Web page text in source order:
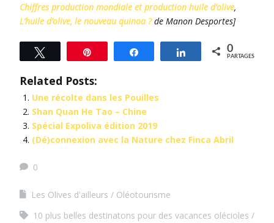
Chiffres production mondiale et production huile d’olive,
L’huile d’olive, le nouveau quinoa ?de Manon Desportes]
Tweetez Partagez Partagez 0
PARTAGES
Related Posts:
Une récolte dans les Pouilles
Shan Quan He Tao – Chine
Spécial Expoliva édition 2019
(Dé)connexion avec la Nature chez Finca Abril
0
Les Olives d'ailleurs
Oléotourisme
10 plus belles destinatons pour des vacances olécioles